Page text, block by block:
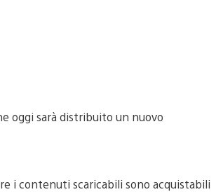
oggi sarà distribuito un nuovo
i contenuti scaricabili sono acquistabili